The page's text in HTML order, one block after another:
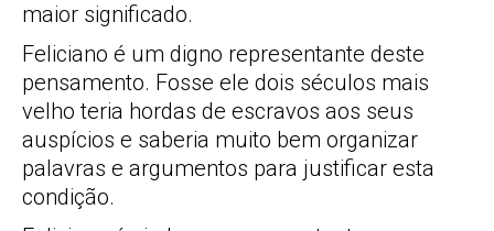
maior significado.
Feliciano é um digno representante deste
pensamento. Fosse ele dois séculos mais
velho teria hordas de escravos aos seus
auspícios e saberia muito bem organizar
palavras e argumentos para justificar esta
condição.